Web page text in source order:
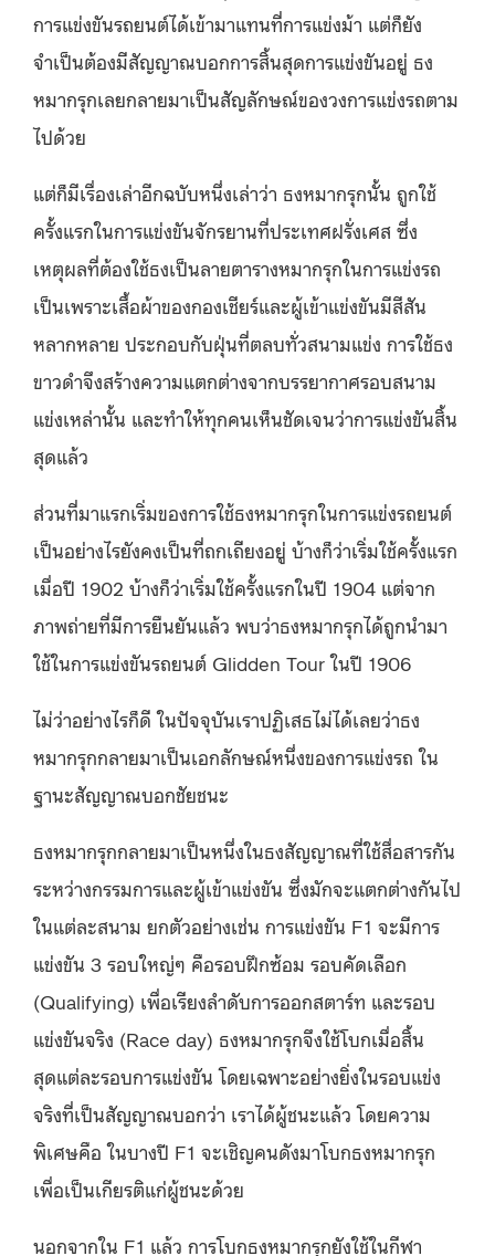
การแข่งขันรถยนต์ได้เข้ามาแทนที่การแข่งม้า แต่ก็ยัง
จำเป็นต้องมีสัญญาณบอกการสิ้นสุดการแข่งขันอยู่ ธง
หมากรุกเลยกลายมาเป็นสัญลักษณ์ของวงการแข่งรถตาม
ไปด้วย
แต่ก็มีเรื่องเล่าอีกฉบับหนึ่งเล่าว่า ธงหมากรุกนั้น ถูกใช้
ครั้งแรกในการแข่งขันจักรยานที่ประเทศฝรั่งเศส ซึ่ง
เหตุผลที่ต้องใช้ธงเป็นลายตารางหมากรุกในการแข่งรถ
เป็นเพราะเสื้อผ้าของกองเชียร์และผู้เข้าแข่งขันมีสีสัน
หลากหลาย ประกอบกับฝุ่นที่ตลบทั่วสนามแข่ง การใช้ธง
ขาวดำจึงสร้างความแตกต่างจากบรรยากาศรอบสนาม
แข่งเหล่านั้น และทำให้ทุกคนเห็นชัดเจนว่าการแข่งขันสิ้น
สุดแล้ว
ส่วนที่มาแรกเริ่มของการใช้ธงหมากรุกในการแข่งรถยนต์
เป็นอย่างไรยังคงเป็นที่ถกเถียงอยู่ บ้างก็ว่าเริ่มใช้ครั้งแรก
เมื่อปี 1902 บ้างก็ว่าเริ่มใช้ครั้งแรกในปี 1904 แต่จาก
ภาพถ่ายที่มีการยืนยันแล้ว พบว่าธงหมากรุกได้ถูกนำมา
ใช้ในการแข่งขันรถยนต์ Glidden Tourในปี 1906
ไม่ว่าอย่างไรก็ดี ในปัจจุบันเราปฏิเสธไม่ได้เลยว่าธง
หมากรุกกลายมาเป็นเอกลักษณ์หนึ่งของการแข่งรถ ใน
ฐานะสัญญาณบอกชัยชนะ
ธงหมากรุกกลายมาเป็นหนึ่งในธงสัญญาณที่ใช้สื่อสารกัน
ระหว่างกรรมการและผู้เข้าแข่งขัน ซึ่งมักจะแตกต่างกันไป
ในแต่ละสนาม ยกตัวอย่างเช่น การแข่งขัน F1 จะมีการ
แข่งขัน 3 รอบใหญ่ๆ คือรอบฝึกซ้อม รอบคัดเลือก
(Qualifying) เพื่อเรียงลำดับการออกสตาร์ท และรอบ
แข่งขันจริง (Race day) ธงหมากรุกจึงใช้โบกเมื่อสิ้น
สุดแต่ละรอบการแข่งขัน โดยเฉพาะอย่างยิ่งในรอบแข่ง
จริงที่เป็นสัญญาณบอกว่า เราได้ผู้ชนะแล้ว โดยความ
พิเศษคือ ในบางปี F1 จะเชิญคนดังมาโบกธงหมากรุก
เพื่อเป็นเกียรติแก่ผู้ชนะด้วย
นอกจากใน F1 แล้ว การโบกธงหมากรุกยังใช้ในกีฬา